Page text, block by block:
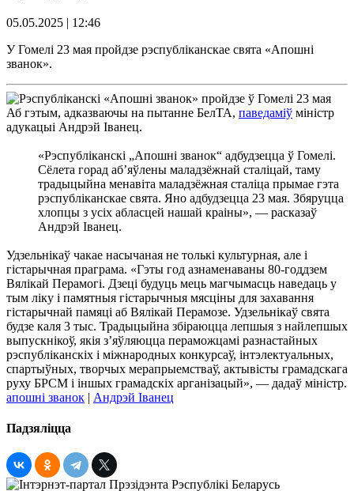
05.05.2025 | 12:46
У Гомелі 23 мая пройдзе рэспубліканскае свята «Апошні
званок».
Аб гэтым, адказваючы на ​​пытанне БелТА, паведаміў міністр
адукацыі Андрэй Іванец.
«Рэспубліканскі „Апошні званок“ адбудзецца ў Гомелі.
Сёлета горад аб’яўлены маладзёжнай сталіцай, таму
традыцыйна менавіта маладзёжная сталіца прымае гэта
рэспубліканскае свята. Яно адбудзецца 23 мая. Збяруцца
хлопцы з усіх абласцей нашай краіны», — расказаў
Андрэй Іванец.
Удзельнікаў чакае насычаная не толькі культурная, але і
гістарычная праграма. «Гэты год азнаменаваны 80-годдзем
Вялікай Перамогі. Дзеці будуць мець магчымасць наведаць у
тым ліку і памятныя гістарычныя мясціны для захавання
гістарычнай памяці аб Вялікай Перамозе. Удзельнікаў свята
будзе каля 3 тыс. Традыцыйна збіраюцца лепшыя з найлепшых
выпускнікоў, якія з’яўляюцца пераможцамі разнастайных
рэспубліканскіх і міжнародных конкурсаў, інтэлектуальных,
спартыўных, творчых мерапрыемстваў, актывісты грамадскага
руху БРСМ і іншых грамадскіх арганізацый», — дадаў міністр.
апошні званок | Андрэй Іванец
Падзяліцца